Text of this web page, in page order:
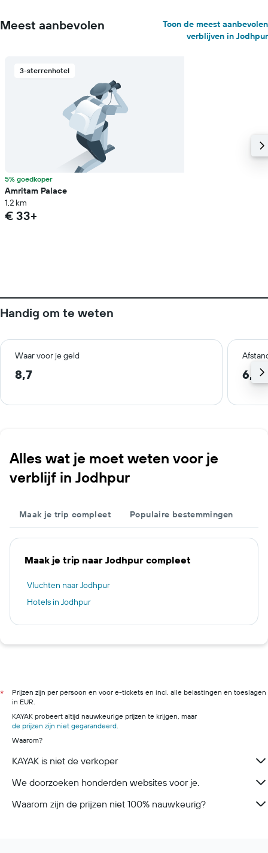
Meest aanbevolen
Toon de meest aanbevolen
verblijven in Jodhpur
3-sterrenhotel
5% goedkoper
Amritam Palace
1,2 km
€ 33+
Handig om te weten
Waar voor je geld
8,7 6,5
Alles wat je moet weten voor je
verblijf in Jodhpur
Maak je trip compleet Populaire bestemmingen
Maak je trip naar Jodhpur compleet
Vluchten naar Jodhpur
Hotels in Jodhpur
*
Prijzen zijn per persoon en voor e-tickets en incl. alle belastingen en toeslagen
in EUR.
KAYAK probeert altijd nauwkeurige prijzen te krijgen, maar
de prijzen zijn niet gegarandeerd.
Waarom?
KAYAK is niet de verkoper
We doorzoeken honderden websites voor je.
Waarom zijn de prijzen niet 100% nauwkeurig?